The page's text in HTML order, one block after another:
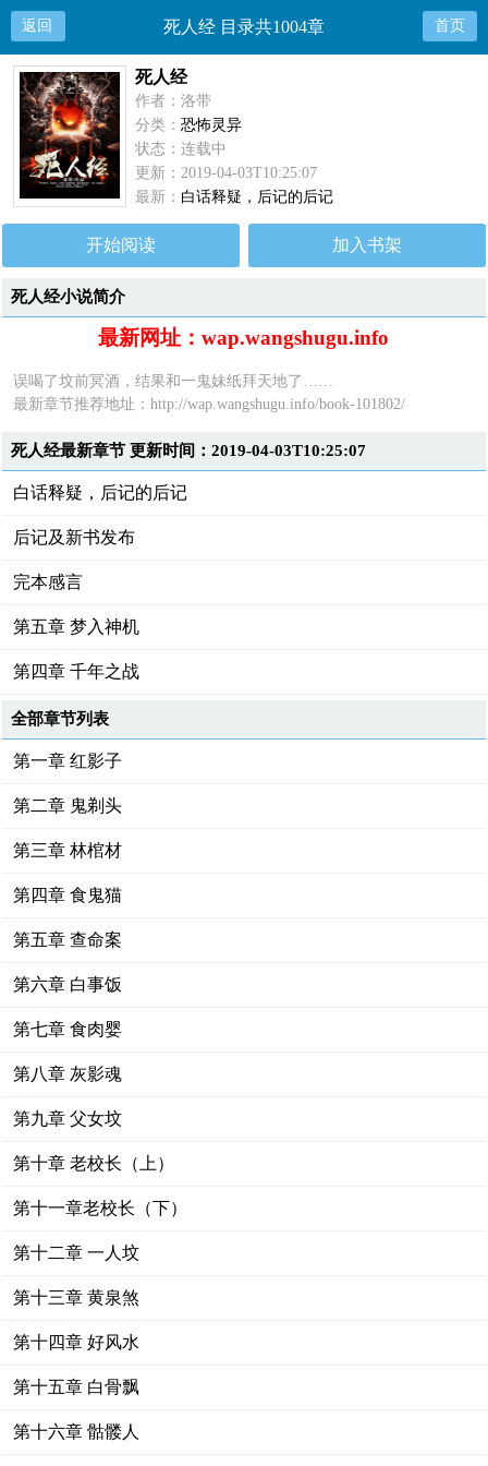
返回 死人经 目录共1004章 首页
死人经
作者：洛带
分类：恐怖灵异
状态：连载中
更新：2019-04-03T10:25:07
最新： 白话释疑，后记的后记
开始阅读 加入书架
死人经小说简介
最新网址：wap.wangshugu.info
误喝了坟前冥酒，结果和一鬼妹纸拜天地了……
最新章节推荐地址：http://wap.wangshugu.info/book-101802/
死人经最新章节 更新时间：2019-04-03T10:25:07
白话释疑，后记的后记
后记及新书发布
完本感言
第五章 梦入神机
第四章 千年之战
全部章节列表
第一章 红影子
第二章 鬼剃头
第三章 林棺材
第四章 食鬼猫
第五章 查命案
第六章 白事饭
第七章 食肉婴
第八章 灰影魂
第九章 父女坟
第十章 老校长（上）
第十一章老校长（下）
第十二章 一人坟
第十三章 黄泉煞
第十四章 好风水
第十五章 白骨飘
第十六章 骷髅人